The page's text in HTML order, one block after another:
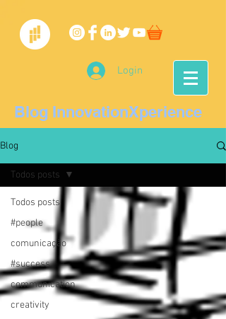
Login
Blog InnovationXperience
Blog
Todos posts
#people
comunicação
#success
communication
creativity
Todos posts